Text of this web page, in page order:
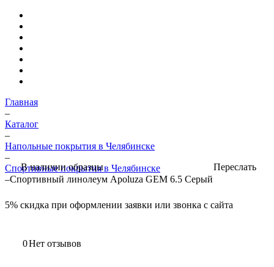
Главная
–
Каталог
–
Напольные покрытия в Челябинске
–
Спортивные покрытия в Челябинске
–Спортивный линолеум Apoluza GEM 6.5 Серый
5% скидка при оформлении заявки или звонка с сайта
0Нет отзывов
В наличии образцы Переслать